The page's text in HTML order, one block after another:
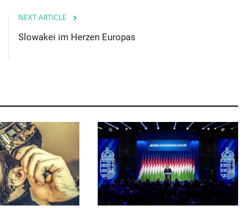
NEXT ARTICLE
Slowakei im Herzen Europas